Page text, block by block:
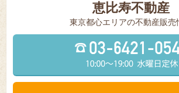
中古マンションのご購入に関
お問い合わせはこちら
恵比寿不動産
東京都⼼エリアの不動産販売